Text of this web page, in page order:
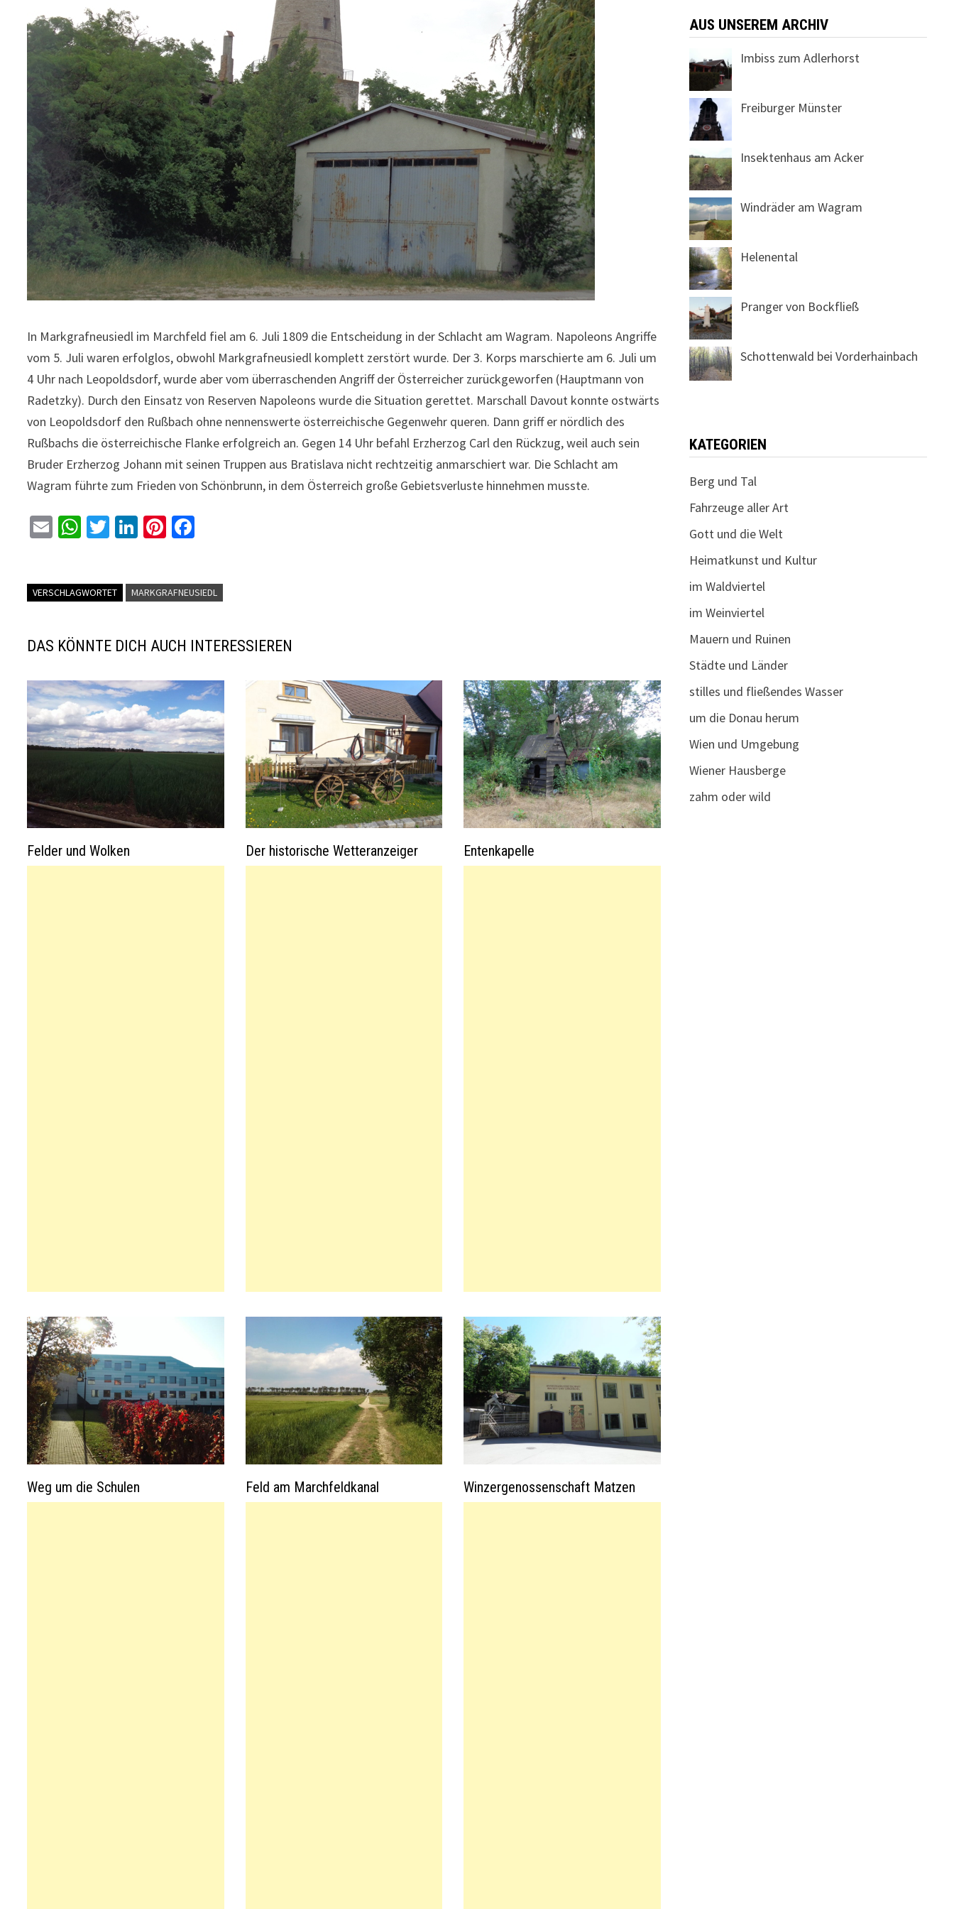
In Markgrafneusiedl im Marchfeld fiel am 6. Juli 1809 die Entscheidung in der Schlacht am Wagram. Napoleons Angriffe
vom 5. Juli waren erfolglos, obwohl Markgrafneusiedl komplett zerstört wurde. Der 3. Korps marschierte am 6. Juli um
4 Uhr nach Leopoldsdorf, wurde aber vom überraschenden Angriff der Österreicher zurückgeworfen (Hauptmann von
Radetzky). Durch den Einsatz von Reserven Napoleons wurde die Situation gerettet. Marschall Davout konnte ostwärts
von Leopoldsdorf den Rußbach ohne nennenswerte österreichische Gegenwehr queren. Dann griff er nördlich des
Rußbachs die österreichische Flanke erfolgreich an. Gegen 14 Uhr befahl Erzherzog Carl den Rückzug, weil auch sein
Bruder Erzherzog Johann mit seinen Truppen aus Bratislava nicht rechtzeitig anmarschiert war. Die Schlacht am
Wagram führte zum Frieden von Schönbrunn, in dem Österreich große Gebietsverluste hinnehmen musste.
E
l
W
sA
p
T
er
Li
dI
Pi
es o
k
VERSCHLAGWORTET MARKGRAFNEUSIEDL
DAS KÖNNTE DICH AUCH INTERESSIEREN
Felder und Wolken Der historische Wetteranzeiger Entenkapelle
Weg um die Schulen Feld am Marchfeldkanal Winzergenossenschaft Matzen
AUS UNSEREM ARCHIV
Imbiss zum Adlerhorst
Freiburger Münster
Insektenhaus am Acker
Windräder am Wagram
Helenental
Pranger von Bockfließ
Schottenwald bei Vorderhainbach
KATEGORIEN
Berg und Tal
Fahrzeuge aller Art
Gott und die Welt
Heimatkunst und Kultur
im Waldviertel
im Weinviertel
Mauern und Ruinen
Städte und Länder
stilles und fließendes Wasser
um die Donau herum
Wien und Umgebung
Wiener Hausberge
zahm oder wild